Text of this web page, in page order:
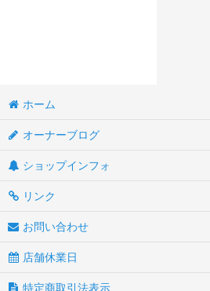
ホーム
オーナーブログ
ショップインフォ
リンク
お問い合わせ
店舗休業日
特定商取引法表示